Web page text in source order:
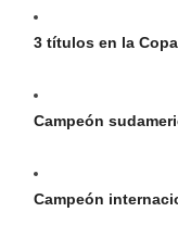
3 títulos en la
Campeón
Campeón